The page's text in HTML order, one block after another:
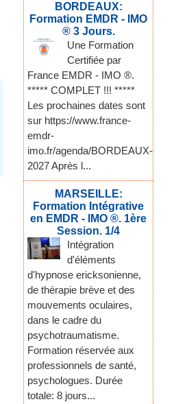
BORDEAUX:
Formation EMDR - IMO
® 3 Jours.
Une Formation
Certifiée par
France EMDR - IMO ®.
***** COMPLET !!! *****
Les prochaines dates sont
sur https://www.france-
emdr-
imo.fr/agenda/BORDEAUX-
2027 Après l...
MARSEILLE:
Formation Intégrative
en EMDR - IMO ®. 1ère
Session. 1/4
Intégration
d'éléments
d'hypnose ericksonienne,
de thérapie brève et des
mouvements oculaires,
dans le cadre du
psychotraumatisme.
Formation réservée aux
professionnels de santé,
psychologues. Durée
totale: 8 jours...